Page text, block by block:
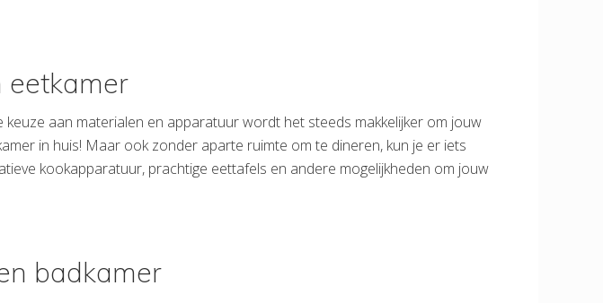
eetkamer
aan materialen en apparatuur wordt het steeds makkelijker om jouw
in huis! Maar ook zonder aparte ruimte om te dineren, kun je er iets
kookapparatuur, prachtige eettafels en andere mogelijkheden om jouw
badkamer